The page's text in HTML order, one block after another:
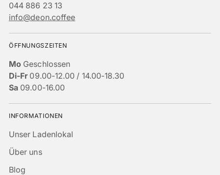
044 886 23 13
info@deon.coffee
ÖFFNUNGSZEITEN
Mo Geschlossen
Di-Fr09.00-12.00 / 14.00-18.30
Sa 09.00-16.00
INFORMATIONEN
Unser Ladenlokal
Über uns
Blog